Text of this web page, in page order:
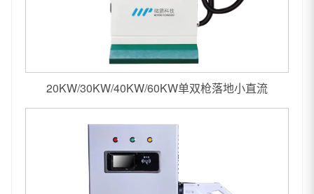
20KW/30KW/40KW/60KW单双枪落地小直流